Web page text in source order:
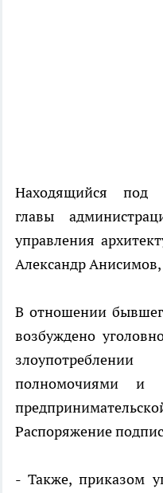
Находящийся под
главы
управления
Александр Анисимов,
В отношении
возбуждено
полномочиями и
Распоряжение
- Также, приказом